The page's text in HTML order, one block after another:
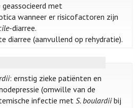
geassocieerd met
wanneer er risicofactoren zijn
-diarree.
diarree (aanvullend op rehydratie).
: ernstig zieke patiënten en
(omwille van de
infectie metS. boulardiibij